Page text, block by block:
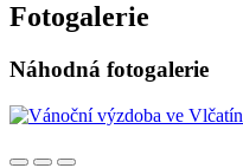
Fotogalerie
Náhodná fotogalerie